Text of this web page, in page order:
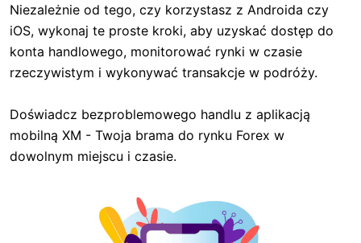
Niezależnie od tego, czy korzystasz z Androida czy
iOS, wykonaj te proste kroki, aby uzyskać dostęp do
konta handlowego, monitorować rynki w czasie
rzeczywistym i wykonywać transakcje w podróży.
Doświadcz bezproblemowego handlu z aplikacją
mobilną XM - Twoja brama do rynku Forex w
dowolnym miejscu i czasie.